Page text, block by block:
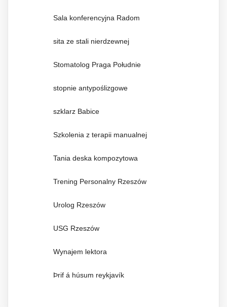
Sala konferencyjna Radom
sita ze stali nierdzewnej
Stomatolog Praga Południe
stopnie antypoślizgowe
szklarz Babice
Szkolenia z terapii manualnej
Tania deska kompozytowa
Trening Personalny Rzeszów
Urolog Rzeszów
USG Rzeszów
Wynajem lektora
Þrif á húsum reykjavík